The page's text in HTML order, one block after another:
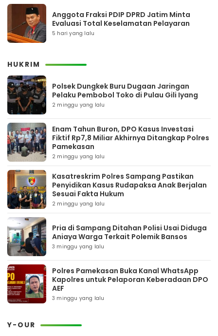
Anggota Fraksi PDIP DPRD Jatim Minta
Evaluasi Total Keselamatan Pelayaran
5 hari yang lalu
HUKRIM
Polsek Dungkek Buru Dugaan Jaringan
Pelaku Pembobol Toko di Pulau Gili Iyang
2 minggu yang lalu
Enam Tahun Buron, DPO Kasus Investasi
Fiktif Rp7,8 Miliar Akhirnya Ditangkap Polres
Pamekasan
2 minggu yang lalu
Kasatreskrim Polres Sampang Pastikan
Penyidikan Kasus Rudapaksa Anak Berjalan
Sesuai Fakta Hukum
2 minggu yang lalu
Pria di Sampang Ditahan Polisi Usai Diduga
Aniaya Warga Terkait Polemik Bansos
3 minggu yang lalu
Polres Pamekasan Buka Kanal WhatsApp
Kapolres untuk Pelaporan Keberadaan DPO
AEF
3 minggu yang lalu
Y-OUR